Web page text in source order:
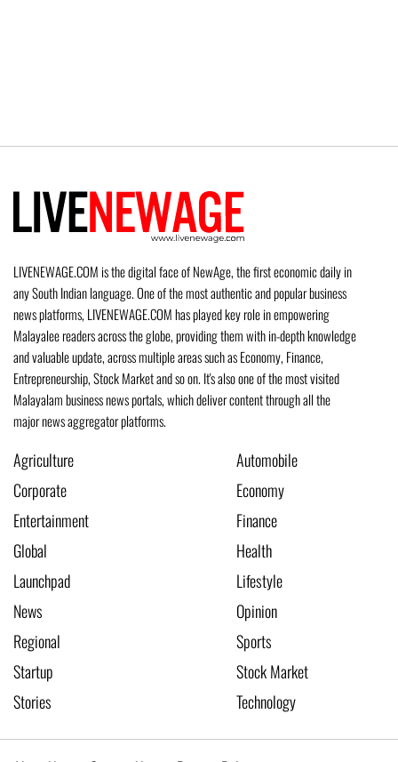
LIVENEWAGE.COM is the digital face of NewAge, the first economic daily in
any South Indian language. One of the most authentic and popular business
news platforms, LIVENEWAGE.COM has played key role in empowering
Malayalee readers across the globe, providing them with in-depth knowledge
and valuable update, across multiple areas such as Economy, Finance,
Entrepreneurship, Stock Market and so on. It's also one of the most visited
Malayalam business news portals, which deliver content through all the
major news aggregator platforms.
Agriculture
Automobile
Corporate
Economy
Entertainment
Finance
Global
Health
Launchpad
Lifestyle
News
Opinion
Regional
Sports
Startup
Stock Market
Stories
Technology